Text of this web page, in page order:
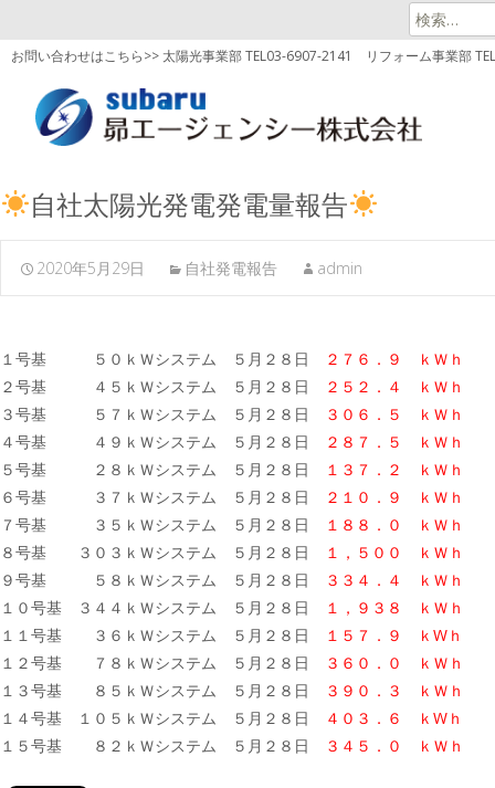
検
索:
お問い合わせはこちら>> 太陽光事業部 TEL03-6907-2141 リフォーム事業部
自社太陽光発電発電量報告
2020年5月29日 自社発電報告 admin
１号基 ５０ｋＷシステム ５月２８日
２７６．９ ｋＷｈ
２号基 ４５ｋＷシステム ５月２８日
２５２．４ ｋＷｈ
３号基 ５７ｋＷシステム ５月２８日
３０６．５ ｋＷｈ
４号基 ４９ｋＷシステム ５月２８日
２８７．５ ｋＷｈ
５号基 ２８ｋＷシステム ５月２８日
１３７．２ ｋＷｈ
６号基 ３７ｋＷシステム ５月２８日
２１０．９ ｋＷｈ
７号基 ３５ｋＷシステム ５月２８日
１８８．０ ｋＷｈ
８号基 ３０３ｋＷシステム ５月２８日
１，５００ ｋＷｈ
９号基 ５８ｋＷシステム ５月２８日
３３４．４ ｋＷｈ
１０号基 ３４４ｋＷシステム ５月２８日
１，９３８ ｋＷｈ
１１号基 ３６ｋＷシステム ５月２８日
１５７．９ ｋWｈ
１２号基 ７８ｋＷシステム ５月２８日
３６０．０ ｋＷｈ
１３号基 ８５ｋＷシステム ５月２８日
３９０．３ ｋＷｈ
１４号基 １０５ｋＷシステム ５月２８日
４０３．６ ｋWｈ
１５号基 ８２ｋＷシステム ５月２８日
３４５．０ ｋＷｈ